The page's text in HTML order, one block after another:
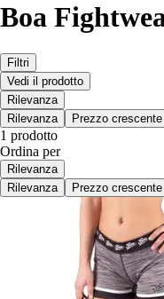
Boa
Filtri
Vedi il prodotto
Rilevanza
Rilevanza
Prezzo crescente
1 prodotto
Ordina per
Rilevanza
Rilevanza
Prezzo crescente